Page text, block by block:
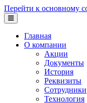
Перейти к основному
Главная
О компании
Акции
Документы
История
Реквизиты
Сотрудники
Технология